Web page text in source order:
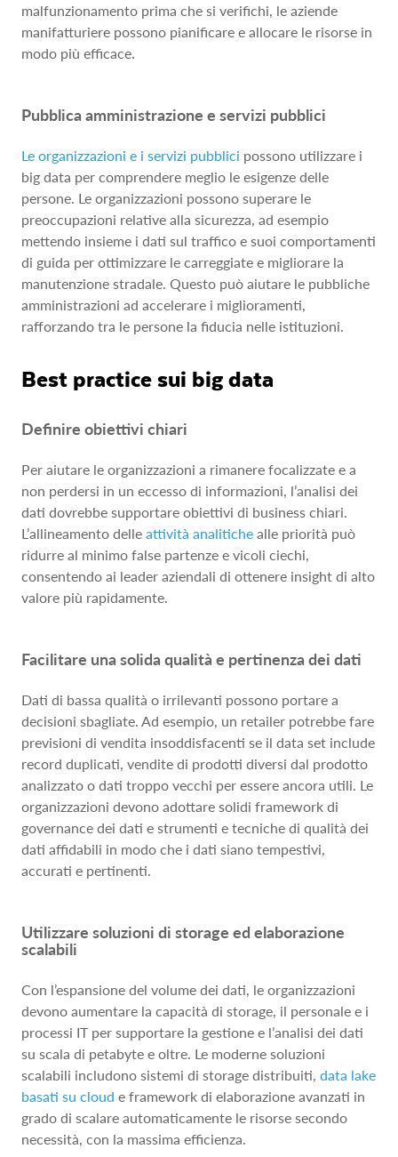
malfunzionamento prima che si verifichi, le aziende
manifatturiere possono pianificare e allocare le risorse in
modo più efficace.
Pubblica amministrazione e servizi pubblici
Le organizzazioni e i servizi pubblici possono utilizzare i
big data per comprendere meglio le esigenze delle
persone. Le organizzazioni possono superare le
preoccupazioni relative alla sicurezza, ad esempio
mettendo insieme i dati sul traffico e suoi comportamenti
di guida per ottimizzare le carreggiate e migliorare la
manutenzione stradale. Questo può aiutare le pubbliche
amministrazioni ad accelerare i miglioramenti,
rafforzando tra le persone la fiducia nelle istituzioni.
Best practice sui big data
Definire obiettivi chiari
Per aiutare le organizzazioni a rimanere focalizzate e a
non perdersi in un eccesso di informazioni, l’analisi dei
dati dovrebbe supportare obiettivi di business chiari.
L’allineamento delle attività analitiche alle priorità può
ridurre al minimo false partenze e vicoli ciechi,
consentendo ai leader aziendali di ottenere insight di alto
valore più rapidamente.
Facilitare una solida qualità e pertinenza dei dati
Dati di bassa qualità o irrilevanti possono portare a
decisioni sbagliate. Ad esempio, un retailer potrebbe fare
previsioni di vendita insoddisfacenti se il data set include
record duplicati, vendite di prodotti diversi dal prodotto
analizzato o dati troppo vecchi per essere ancora utili. Le
organizzazioni devono adottare solidi framework di
governance dei dati e strumenti e tecniche di qualità dei
dati affidabili in modo che i dati siano tempestivi,
accurati e pertinenti.
Utilizzare soluzioni di storage ed elaborazione
scalabili
Con l’espansione del volume dei dati, le organizzazioni
devono aumentare la capacità di storage, il personale e i
processi IT per supportare la gestione e l’analisi dei dati
su scala di petabyte e oltre. Le moderne soluzioni
scalabili includono sistemi di storage distribuiti, data lake
basati su cloud e framework di elaborazione avanzati in
grado di scalare automaticamente le risorse secondo
necessità, con la massima efficienza.